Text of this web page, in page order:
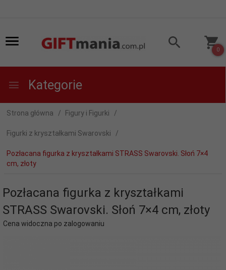
0
Kategorie
Strona główna Figury i Figurki
Figurki z kryształkami Swarovski
Pozłacana figurka z kryształkami STRASS Swarovski. Słoń 7×4
cm, złoty
Pozłacana figurka z kryształkami
STRASS Swarovski. Słoń 7×4 cm, złoty
Cena widoczna po zalogowaniu